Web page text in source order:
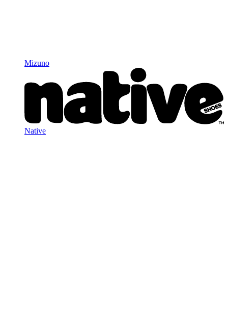
Mizuno
Native